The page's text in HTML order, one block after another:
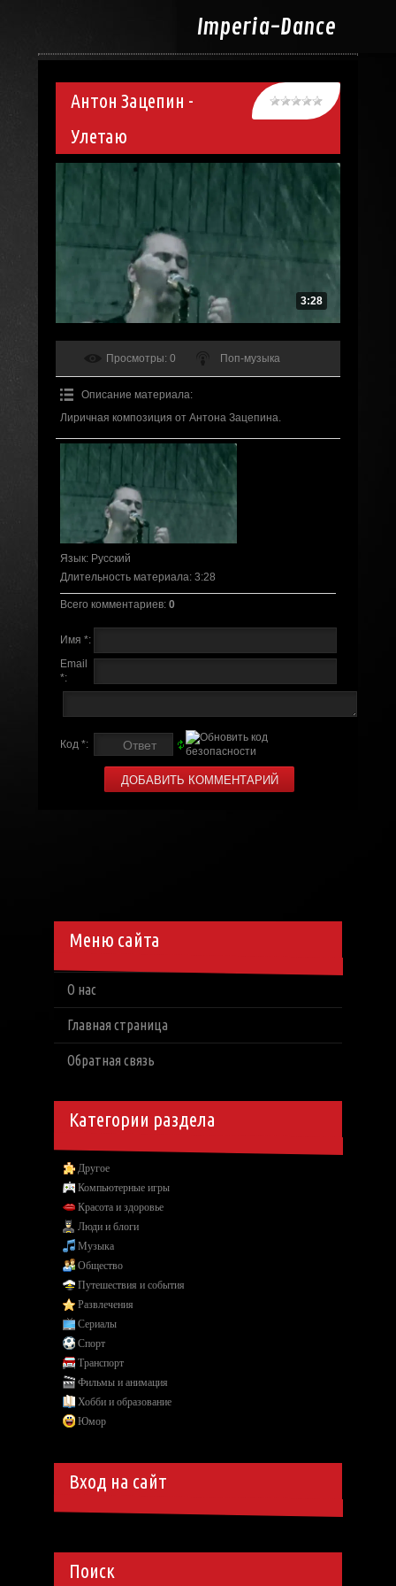
Imperia-Dance
Антон Зацепин -
Улетаю
3:28
Просмотры: 0 Поп-музыка
Описание материала:
Лиричная композиция от Антона Зацепина.
Язык: Русский
Длительность материала: 3:28
Всего комментариев: 0
Имя *:
Email
*:
Код *:
Меню сайта
О нас
Главная страница
Обратная связь
Категории раздела
Другое
Компьютерные игры
Красота и здоровье
Люди и блоги
Музыка
Общество
Путешествия и события
Развлечения
Сериалы
Спорт
Транспорт
Фильмы и анимация
Хобби и образование
Юмор
Вход на сайт
Поиск